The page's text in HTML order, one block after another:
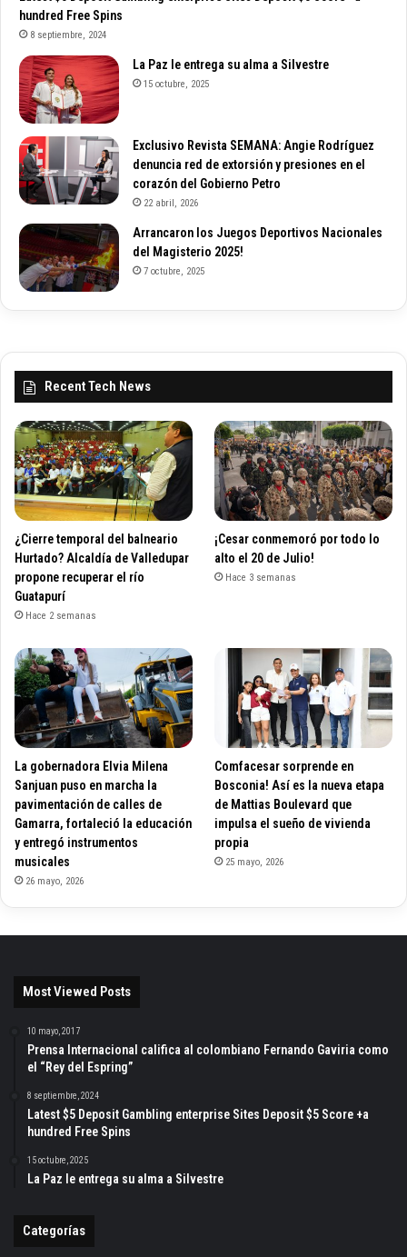
hundred Free Spins
8 septiembre, 2024
La Paz le entrega su alma a Silvestre
15 octubre, 2025
Exclusivo Revista SEMANA: Angie Rodríguez
denuncia red de extorsión y presiones en el
corazón del Gobierno Petro
22 abril, 2026
Arrancaron los Juegos Deportivos Nacionales
del Magisterio 2025!
7 octubre, 2025
Recent Tech News
¿Cierre temporal del balneario
Hurtado? Alcaldía de Valledupar
propone recuperar el río
Guatapurí
Hace 2 semanas
¡Cesar conmemoró por todo lo
alto el 20 de Julio!
Hace 3 semanas
La gobernadora Elvia Milena
Sanjuan puso en marcha la
pavimentación de calles de
Gamarra, fortaleció la educación
y entregó instrumentos
musicales
26 mayo, 2026
Comfacesar sorprende en
Bosconia! Así es la nueva etapa
de Mattias Boulevard que
impulsa el sueño de vivienda
propia
25 mayo, 2026
Most Viewed Posts
10 mayo, 2017
Prensa Internacional califica al colombiano Fernando Gaviria como
el “Rey del Espring”
8 septiembre, 2024
Latest $5 Deposit Gambling enterprise Sites Deposit $5 Score +a
hundred Free Spins
15 octubre, 2025
La Paz le entrega su alma a Silvestre
Categorías